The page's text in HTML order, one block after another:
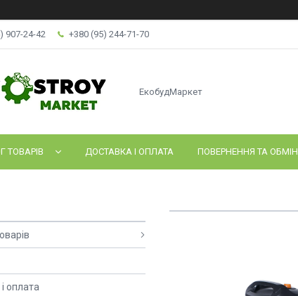
907-24-42 +380 (95) 244-71-70
ЕкобудМаркет
ТОВАРІВ ДОСТАВКА І ОПЛАТА ПОВЕРНЕННЯ ТА ОБМІН
оплата